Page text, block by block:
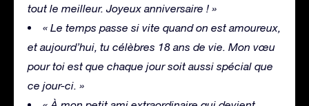
tout le meilleur. Joyeux anniversaire ! »
« Le temps passe si vite quand on est amoureux,
et aujourd’hui, tu célèbres 18 ans de vie. Mon vœu
pour toi est que chaque jour soit aussi spécial que
ce jour-ci. »